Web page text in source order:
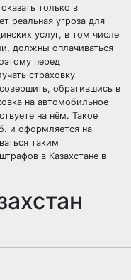
только в
реальная угроза для
услуг, в том числе
должны оплачиваться
перед
страховку
обратившись в
на автомобильное
на нём. Такое
и оформляется на
таким
в Казахстане в